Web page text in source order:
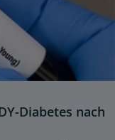
Diabetes nach